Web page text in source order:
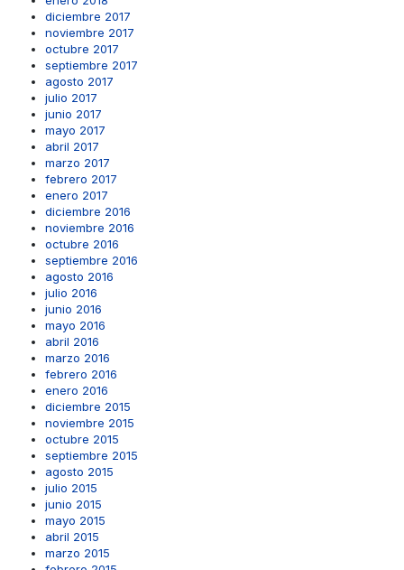
diciembre 2017
noviembre 2017
octubre 2017
septiembre 2017
agosto 2017
julio 2017
junio 2017
mayo 2017
abril 2017
marzo 2017
febrero 2017
enero 2017
diciembre 2016
noviembre 2016
octubre 2016
septiembre 2016
agosto 2016
julio 2016
junio 2016
mayo 2016
abril 2016
marzo 2016
febrero 2016
enero 2016
diciembre 2015
noviembre 2015
octubre 2015
septiembre 2015
agosto 2015
julio 2015
junio 2015
mayo 2015
abril 2015
marzo 2015